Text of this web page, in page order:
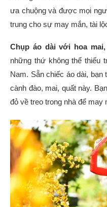
ưa chuộng và được mọi
trung cho sự may mắn, tài
Chụp áo dài với hoa
những thứ không thể thiếu
Nam. Sẵn chiếc áo dài,
cành đào, mai, quất này.
đỏ về treo trong nhà để